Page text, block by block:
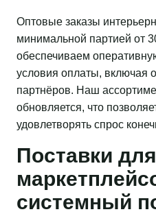
Оптовые заказы
минимальной партией от
обеспечиваем
условия оплаты, включая
партнёров. Наш
обновляется, что
удовлетворять спрос
Поставки
системный